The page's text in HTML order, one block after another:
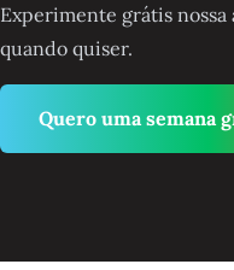
Experimente grátis nossa
quando quiser.
Quero uma semana